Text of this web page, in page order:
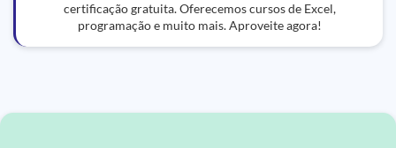
certificação gratuita. Oferecemos cursos de Excel,
programação e muito mais. Aproveite agora!